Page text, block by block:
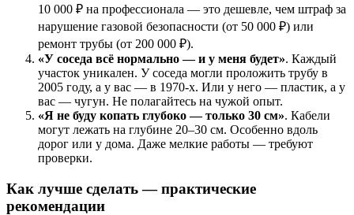
10 000 ₽ на профессионала — это дешевле, чем штраф за
нарушение газовой безопасности (от 50 000 ₽) или
ремонт трубы (от 200 000 ₽).
«У соседа всё нормально — и у меня будет». Каждый
участок уникален. У соседа могли проложить трубу в
2005 году, а у вас — в 1970-х. Или у него — пластик, а у
вас — чугун. Не полагайтесь на чужой опыт.
«Я не буду копать глубоко — только 30 см». Кабели
могут лежать на глубине 20–30 см. Особенно вдоль
дорог или у дома. Даже мелкие работы — требуют
проверки.
Как лучше сделать — практические
рекомендации